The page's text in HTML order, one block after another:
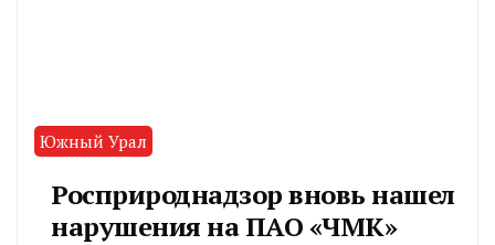
Южный Урал
Росприроднадзор вновь нашел
нарушения на ПАО «ЧМК»